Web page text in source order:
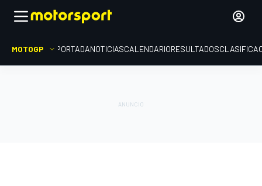
MOTOGP PORTADANOTICIASCALENDARIORESULTADOS